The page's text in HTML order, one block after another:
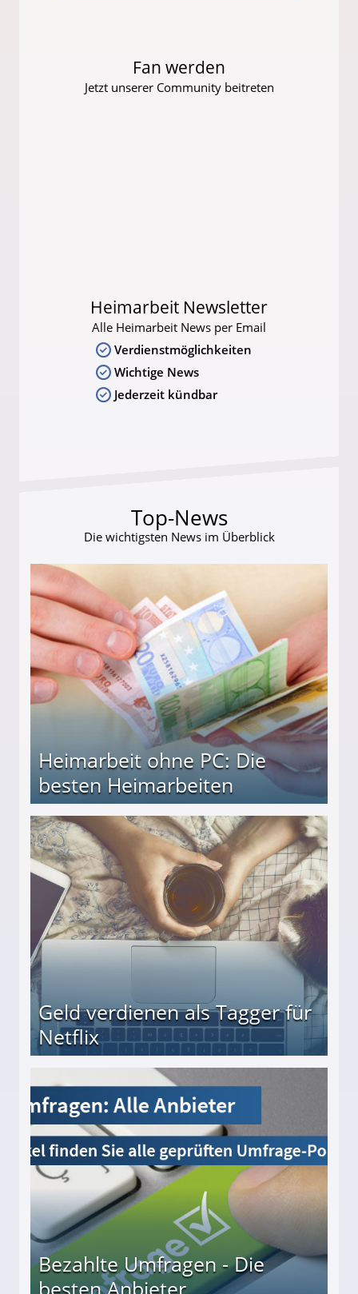
Fan werden
Jetzt unserer Community beitreten
Heimarbeit Newsletter
Alle Heimarbeit News per Email
Verdienstmöglichkeiten
Wichtige News
Jederzeit kündbar
Top-News
Die wichtigsten News im Überblick
Heimarbeit ohne PC: Die
besten Heimarbeiten
Geld verdienen als Tagger für
Netflix
Bezahlte Umfragen - Die
besten Anbieter